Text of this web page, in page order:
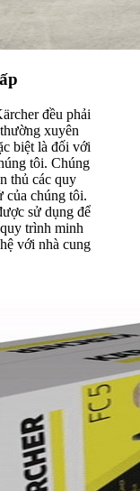
đều phải
xuyên
biệt là đối với
tôi. Chúng
thủ các quy
của chúng tôi.
sử dụng để
trình minh
với nhà cung